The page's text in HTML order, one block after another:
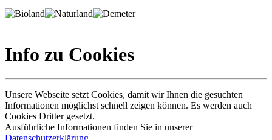
Info zu Cookies
Unsere Webseite setzt Cookies, damit wir Ihnen die gesuchten
Informationen möglichst schnell zeigen können. Es werden auch
Cookies Dritter gesetzt.
Ausführliche Informationen finden Sie in unserer